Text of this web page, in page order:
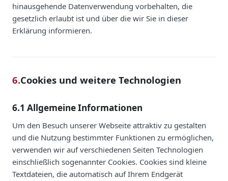
hinausgehende Datenverwendung vorbehalten, die
gesetzlich erlaubt ist und über die wir Sie in dieser
Erklärung informieren.
6.Cookies und weitere Technologien
6.1 Allgemeine Informationen
Um den Besuch unserer Webseite attraktiv zu gestalten
und die Nutzung bestimmter Funktionen zu ermöglichen,
verwenden wir auf verschiedenen Seiten Technologien
einschließlich sogenannter Cookies. Cookies sind kleine
Textdateien, die automatisch auf Ihrem Endgerät